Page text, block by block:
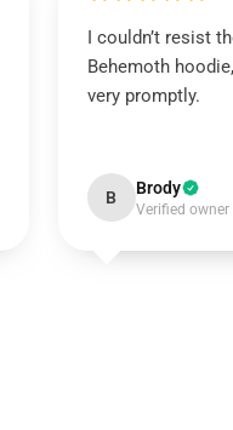
I couldn’t resist
Behemoth
very promptly.
B Brody
Verified owner